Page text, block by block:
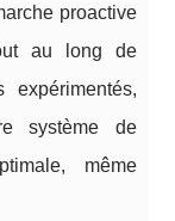
proactive
au long de
expérimentés,
système de
même